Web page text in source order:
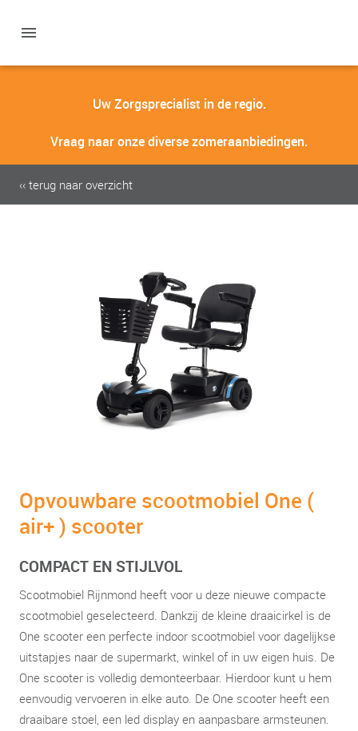
Uw Zorgsprecialist in de regio.
Vraag naar onze diverse zomeraanbiedingen.
‹‹ terug naar overzicht
Opvouwbare scootmobiel One (
air+ ) scooter
COMPACT EN STIJLVOL
Scootmobiel Rijnmond heeft voor u deze nieuwe compacte
scootmobiel geselecteerd. Dankzij de kleine draaicirkel is de
One scooter een perfecte indoor scootmobiel voor dagelijkse
uitstapjes naar de supermarkt, winkel of in uw eigen huis. De
One scooter is volledig demonteerbaar. Hierdoor kunt u hem
eenvoudig vervoeren in elke auto. De One scooter heeft een
draaibare stoel, een led display en aanpasbare armsteunen.